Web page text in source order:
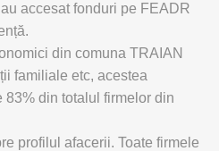
accesat fonduri pe FEADR
din comuna TRAIAN
familiale etc, acestea
83% din totalul firmelor din
profilul afacerii. Toate firmele